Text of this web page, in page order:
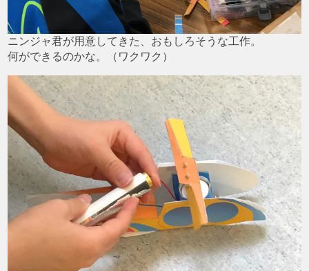
ニンジャ君が用意してきた、おもしろそうな工作。
何ができるのかな。（ワクワク）